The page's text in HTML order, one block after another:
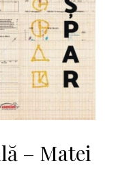
– Matei